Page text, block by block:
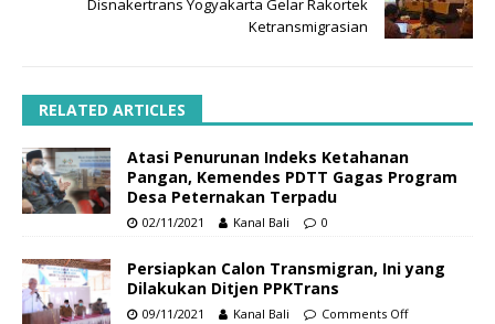
Disnakertrans Yogyakarta Gelar Rakortek
Ketransmigrasian
RELATED ARTICLES
Atasi Penurunan Indeks Ketahanan
Pangan, Kemendes PDTT Gagas Program
Desa Peternakan Terpadu
02/11/2021 Kanal Bali 0
Persiapkan Calon Transmigran, Ini yang
Dilakukan Ditjen PPKTrans
09/11/2021 Kanal Bali Comments Off